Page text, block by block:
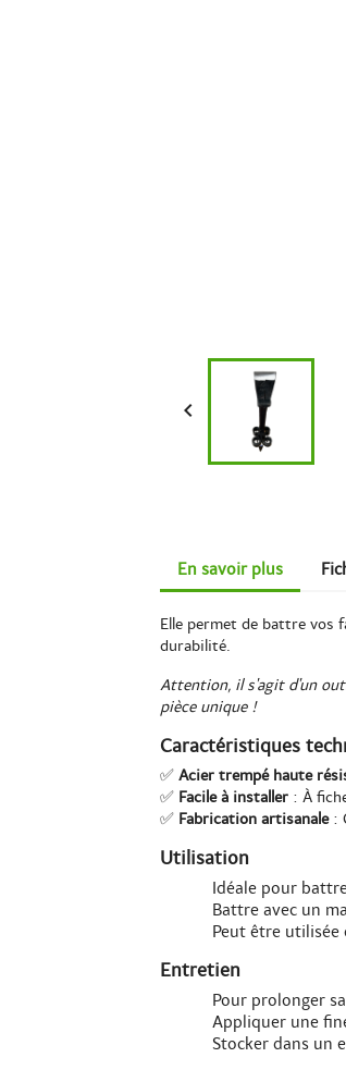

En savoir plus
Elle permet de battre vos
durabilité.
Attention, il s'agit d'un
pièce unique !
Caractéristiques
✅ Acier trempé haute
✅ Facile à installer : À
✅ Fabrication artisanale:
Utilisation
Idéale pour
Battre avec un
Peut être utilisée
Entretien
Pour prolonger
Appliquer une
Stocker dans un